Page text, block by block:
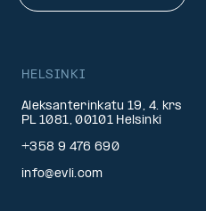
HELSINKI
Aleksanterinkatu 19, 4. krs
PL 1081, 00101 Helsinki
+358 9 476 690
info@evli.com